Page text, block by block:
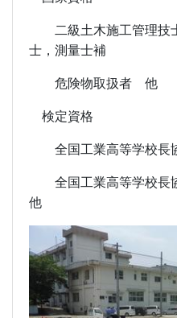
二級土木施工管理技
士，測量士補
危険物取扱者 他
検定資格
全国工業高等学校長
全国工業高等学校長
他